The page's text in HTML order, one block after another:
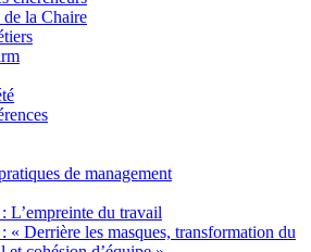
la Chaire
de management
L’empreinte du travail
« Derrière les masques, transformation du